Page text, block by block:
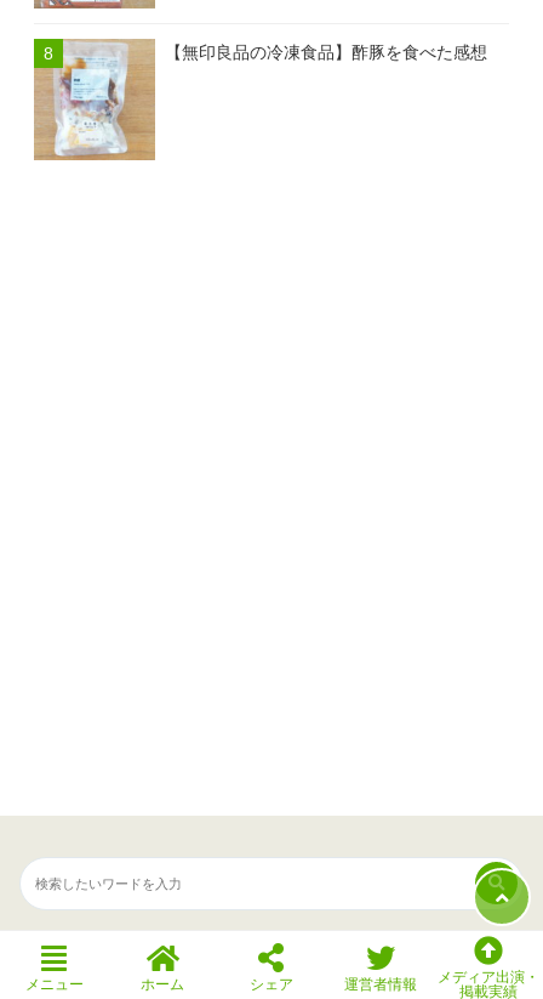
【無印良品の冷凍食品】酢豚を食べた感想
メニュー ホーム シェア 運営者情報
メディア出演・
掲載実績